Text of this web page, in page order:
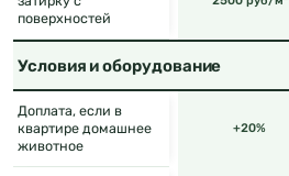
поверхностей
Условия и оборудование
Доплата, если в
квартире домашнее
животное
+20%